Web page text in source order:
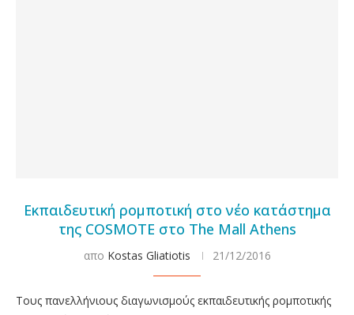
Εκπαιδευτική ρομποτική στο νέο κατάστημα
της COSMOTE στο The Mall Athens
απο Kostas Gliatiotis 21/12/2016
Τους πανελλήνιους διαγωνισμούς εκπαιδευτικής ρομποτικής